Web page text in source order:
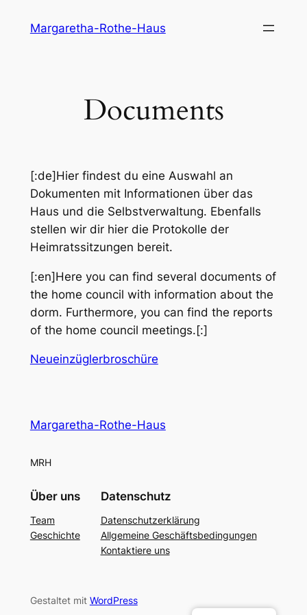
Margaretha-Rothe-Haus
Documents
[:de]Hier findest du eine Auswahl an
Dokumenten mit Informationen über das
Haus und die Selbstverwaltung. Ebenfalls
stellen wir dir hier die Protokolle der
Heimratssitzungen bereit.
[:en]Here you can find several documents of
the home council with information about the
dorm. Furthermore, you can find the reports
of the home council meetings.[:]
Neueinzüglerbroschüre
Margaretha-Rothe-Haus
MRH
Über uns
Team
Geschichte
Datenschutz
Datenschutzerklärung
Allgemeine Geschäftsbedingungen
Kontaktiere uns
Gestaltet mit WordPress